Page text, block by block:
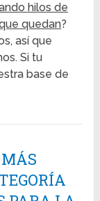
hilos de
quedan?
así que
Si tu
base de